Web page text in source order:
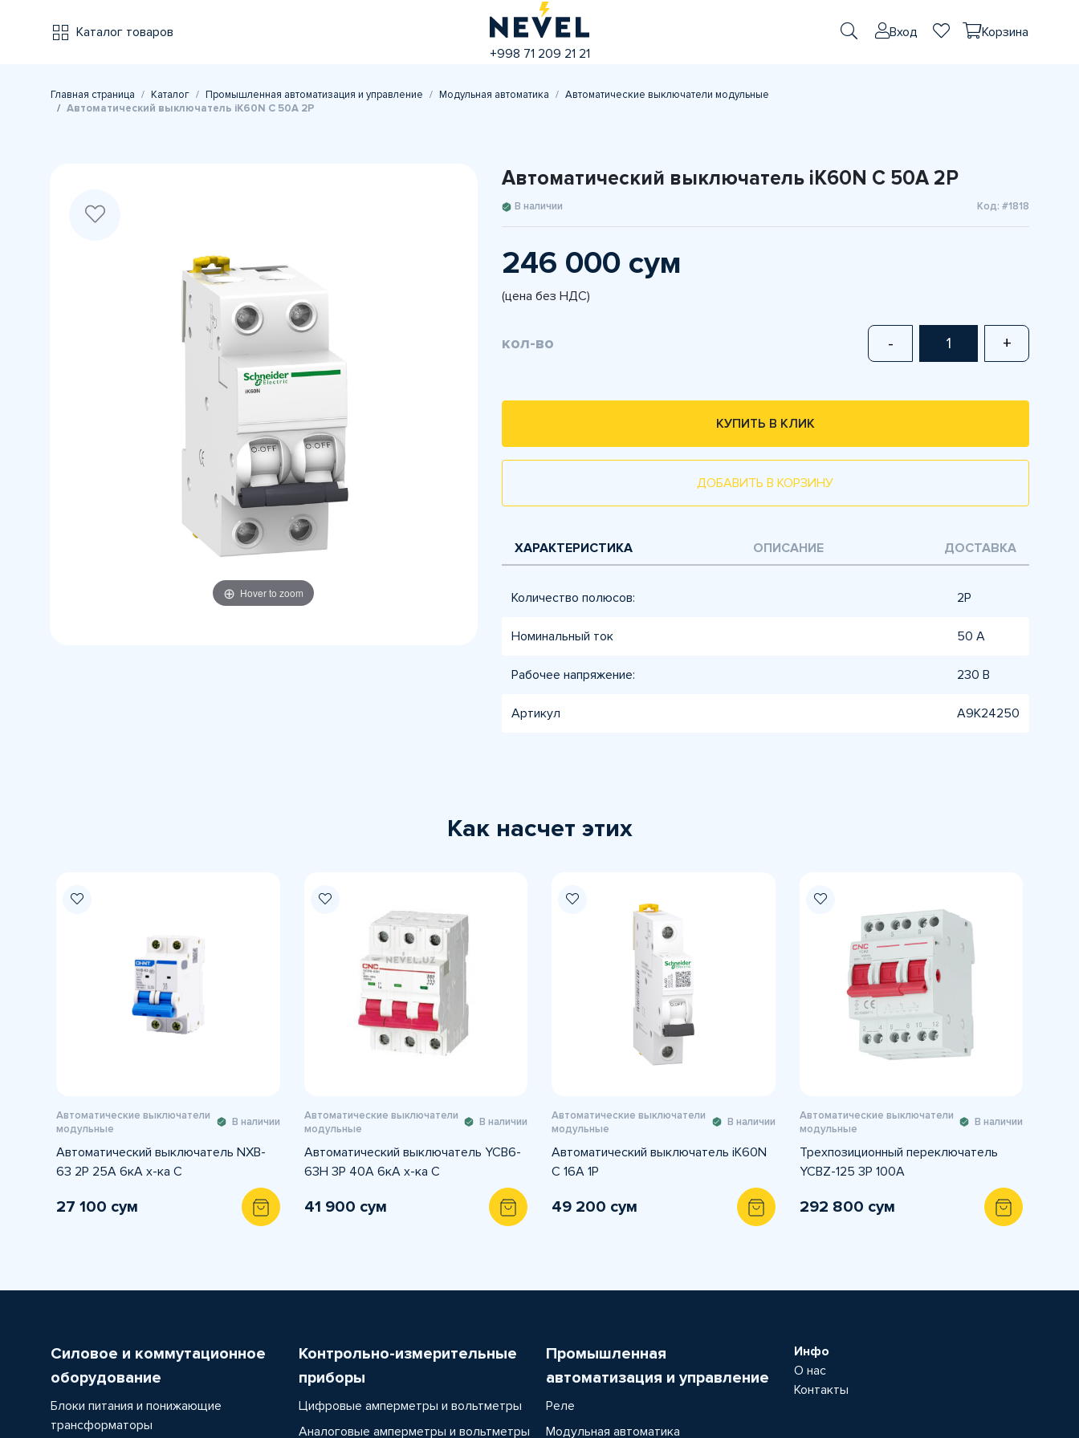
Каталог товаров
+998 71 209 21 21
Вход Корзина
Главная страница Каталог Промышленная автоматизация и управление Модульная автоматика
Автоматические выключатели модульные
Автоматический выключатель iK60N C 50A 2P
Hover to zoom
Автоматический выключатель iK60N C 50A 2P
В наличии Код: #1818
246 000 сум
(цена без НДС)
кол-во - +
КУПИТЬ В КЛИК
ДОБАВИТЬ В КОРЗИНУ
ХАРАКТЕРИСТИКА ОПИСАНИЕ ДОСТАВКА
Количество полюсов: 2P
Номинальный ток 50 A
Рабочее напряжение: 230 В
Артикул A9K24250
Как насчет этих
Автоматические выключатели
модульные
В наличии
Автоматический выключатель NXB-
63 2P 25A 6кА х-ка С
27 100 сум
Автоматические выключатели
модульные
В наличии
Автоматический выключатель YCB6-
63H 3P 40A 6кА х-ка С
41 900 сум
Автоматические выключатели
модульные
В наличии
Автоматический выключатель iK60N
C 16A 1P
49 200 сум
Автоматические выключатели
модульные
В наличии
Трехпозиционный переключатель
YCBZ-125 3Р 100А
292 800 сум
Силовое и коммутационное
оборудование
Блоки питания и понижающие
трансформаторы
Контрольно-измерительные
приборы
Цифровые амперметры и вольтметры
Аналоговые амперметры и вольтметры
Промышленная
автоматизация и управление
Реле
Модульная автоматика
Инфо
О нас
Контакты